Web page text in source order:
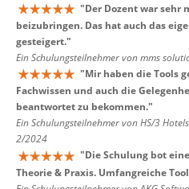
"Der Dozent war sehr
beizubringen. Das hat auch das
gesteigert."
Ein Schulungsteilnehmer von mms
"Mir haben die Tools
Fachwissen und auch die
beantwortet zu bekommen."
Ein Schulungsteilnehmer von HS/3
2/2024
"Die Schulung bot
Theorie & Praxis. Umfangreiche